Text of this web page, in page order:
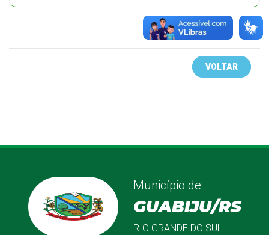
VOLTAR
Município de
GUABIJU/RS
RIO GRANDE DO SUL